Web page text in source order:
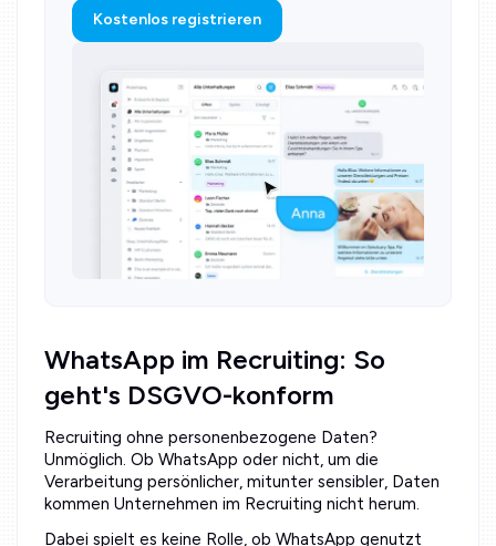
Kostenlos registrieren
WhatsApp im Recruiting: So
geht's DSGVO-konform
Recruiting ohne personenbezogene Daten?
Unmöglich. Ob WhatsApp oder nicht, um die
Verarbeitung persönlicher, mitunter sensibler, Daten
kommen Unternehmen im Recruiting nicht herum.
Dabei spielt es keine Rolle, ob WhatsApp genutzt